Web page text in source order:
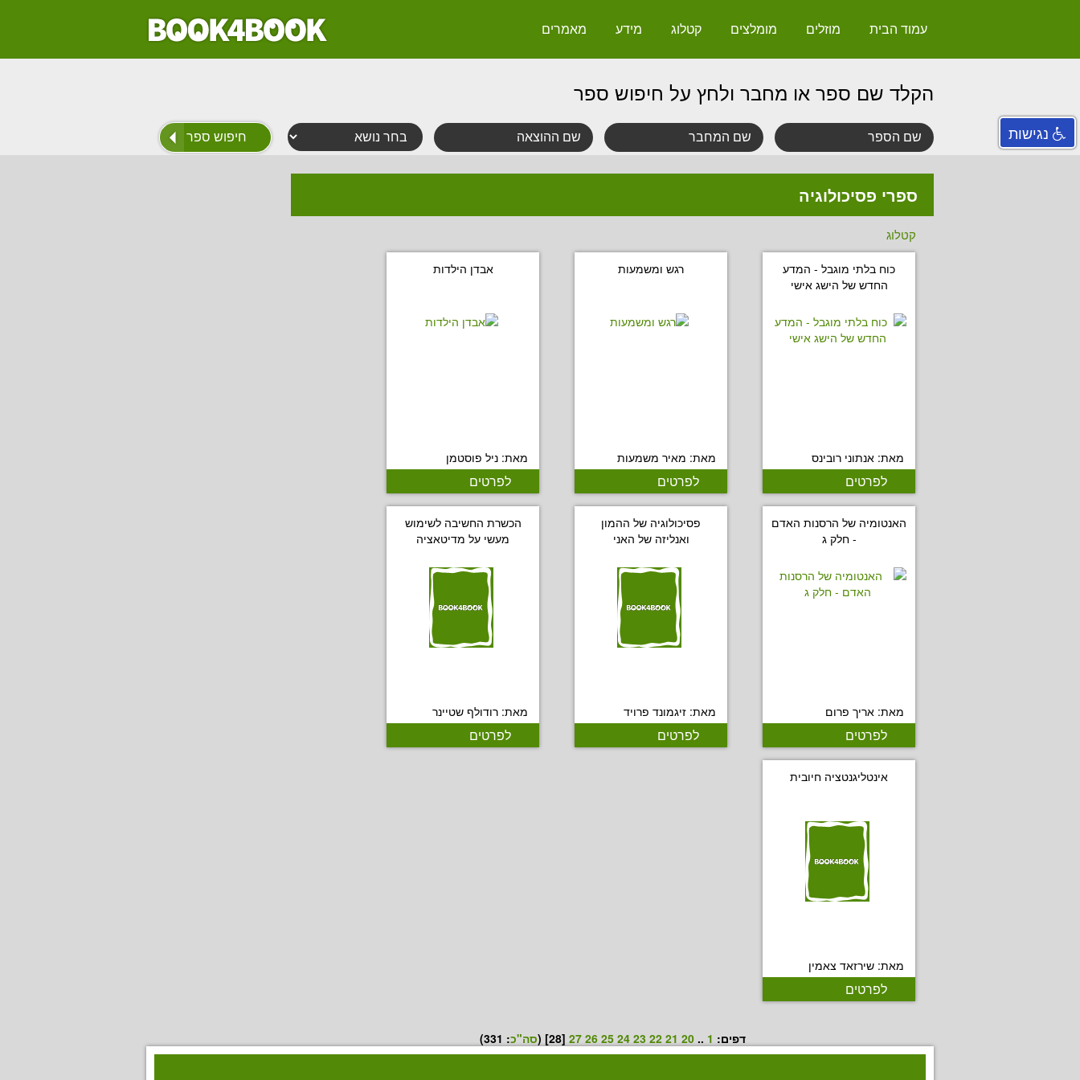
עמוד הבית מוזלים מומלצים קטלוג מידע מאמרים
הקלד שם ספר או מחבר ולחץ על חיפוש ספר
ספרי פסיכולוגיה
קטלוג
כוח בלתי מוגבל - המדע
החדש של הישג אישי
מאת: אנתוני רובינס
לפרטים
רגש ומשמעות
מאת: מאיר משמעות
לפרטים
אבדן הילדות
מאת: ניל פוסטמן
לפרטים
האנטומיה של הרסנות האדם
- חלק ג
מאת: אריך פרום
לפרטים
פסיכולוגיה של ההמון
ואנליזה של האני
מאת: זיגמונד פרויד
לפרטים
הכשרת החשיבה לשימוש
מעשי על מדיטאציה
מאת: רודולף שטיינר
לפרטים
אינטליגנטציה חיובית
מאת: שירזאד צאמין
לפרטים
דפים: 1
..
20
21
22
23
24
25
26
27
[28] ( סה"כ:
331
)
נגישות